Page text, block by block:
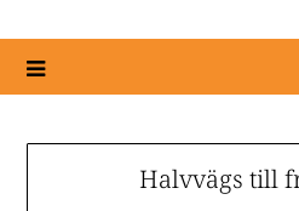
Halvvägs till